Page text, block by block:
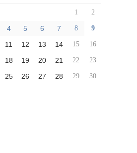
1 2
4 5 6 7 8 9
11 12 13 14 15 16
18 19 20 21 22 23
25 26 27 28 29 30